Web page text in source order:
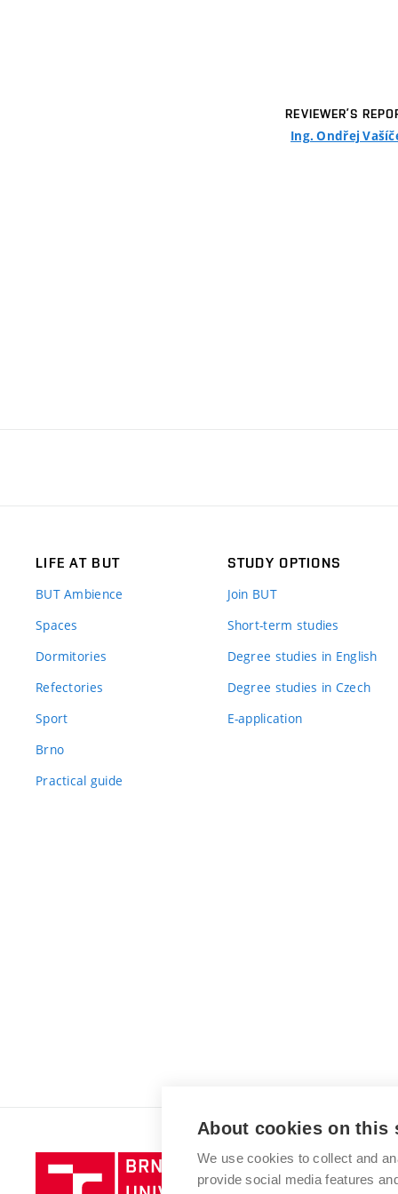
REVIEWER’S
Ing. Ondřej
LIFE AT BUT
BUT Ambience
Spaces
Dormitories
Refectories
Sport
Brno
Practical guide
STUDY OPTIONS
Join BUT
Short-term studies
Degree studies in English
Degree studies in Czech
E-application
Brno
University
About cookies on this
We use cookies to collect and
provide social media features